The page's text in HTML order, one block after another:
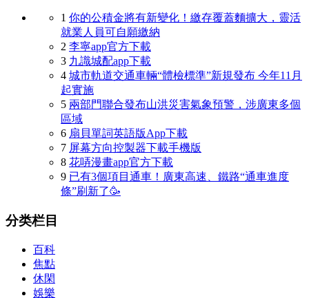
1 你的公積金將有新變化！繳存覆蓋麵擴大，靈活
就業人員可自願繳納
2 李寧app官方下載
3 九識城配app下載
4 城市軌道交通車輛“體檢標準”新規發布 今年11月
起實施
5 兩部門聯合發布山洪災害氣象預警，涉廣東多個
區域
6 扇貝單詞英語版App下載
7 屏幕方向控製器下載手機版
8 花哢漫畫app官方下載
9 已有3個項目通車！廣東高速、鐵路“通車進度
條”刷新了🥳
分类栏目
百科
焦點
休閑
娛樂